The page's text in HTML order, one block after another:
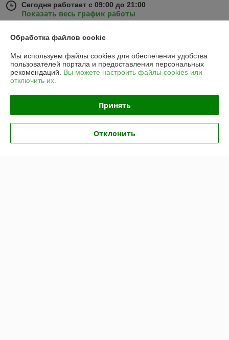
Сегодня работает с 09:00 до 21:00
Показать весь график работы
235 отзывов за всё время
Отлично
Обработка файлов cookie
Мы используем файлы cookies для обеспечения удобства
пользователей портала и предоставления персональных
рекомендаций. Вы можете настроить файлы cookies или
отключить их.
Принять
Отклонить